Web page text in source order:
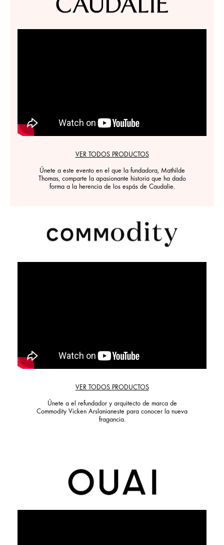
VER TODOS PRODUCTOS
Únete a este evento en el que la fundadora, Mathilde
Thomas, comparte la apasionante historia que ha dado
forma a la herencia de los espás de Caudalie.
VER TODOS PRODUCTOS
Únete a el refundador y arquitecto de marca de
Commodity Vicken Arslanianeste para conocer la nueva
fragancia.